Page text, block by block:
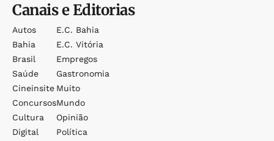
Canais e Editorias
Autos
Bahia
Brasil
Saúde
Cineinsite
Concursos
Cultura
Digital
E.c. Bahia
E.c. Vitória
Empregos
Gastronomia
Muito
Mundo
Opinião
Política